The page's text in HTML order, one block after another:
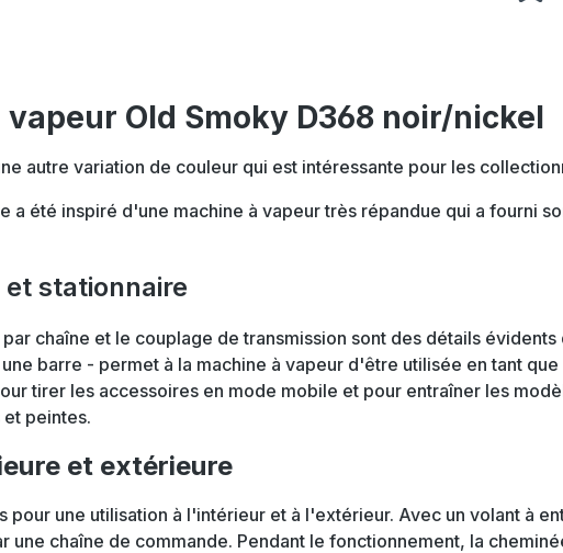
Old Smoky D368 noir/nickel
autre variation de couleur qui est intéressante pour les
a été inspiré d'une machine à vapeur très répandue qui a fourni
stationnaire
chaîne et le couplage de transmission sont des détails
barre - permet à la machine à vapeur d'être utilisée en tant
tirer les accessoires en mode mobile et pour entraîner les
peintes.
et extérieure
pour une utilisation à l'intérieur et à l'extérieur. Avec un volant à
chaîne de commande. Pendant le fonctionnement, la